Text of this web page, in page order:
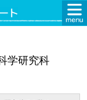
学研究科